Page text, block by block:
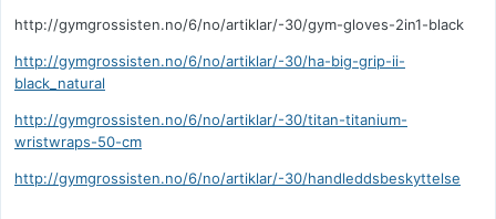
http://gymgrossisten.no/6/no/artiklar/-30/gym-gloves-2in1-black
http://gymgrossisten.no/6/no/artiklar/-30/ha-big-grip-ii-
black_natural
http://gymgrossisten.no/6/no/artiklar/-30/titan-titanium-
wristwraps-50-cm
http://gymgrossisten.no/6/no/artiklar/-30/handleddsbeskyttelse